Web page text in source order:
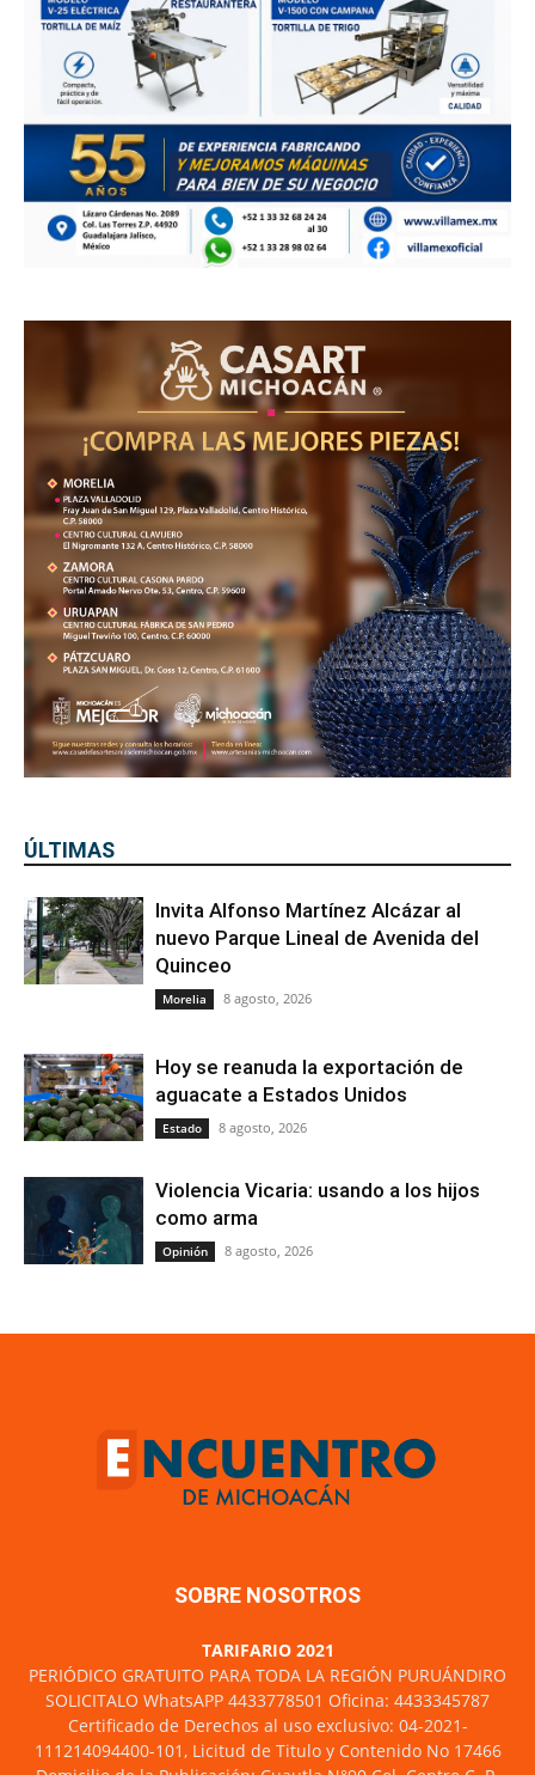
ÚLTIMAS
Invita Alfonso Martínez Alcázar al
nuevo Parque Lineal de Avenida del
Quinceo
Morelia 8 agosto, 2026
Hoy se reanuda la exportación de
aguacate a Estados Unidos
Estado 8 agosto, 2026
Violencia Vicaria: usando a los hijos
como arma
Opinión 8 agosto, 2026
SOBRE NOSOTROS
TARIFARIO 2021
PERIÓDICO GRATUITO PARA TODA LA REGIÓN PURUÁNDIRO
SOLICITALO WhatsAPP 4433778501 Oficina: 4433345787
Certificado de Derechos al uso exclusivo: 04-2021-
111214094400-101, Licitud de Titulo y Contenido No 17466